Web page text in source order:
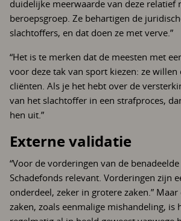
duidelijke meerwaarde van deze relatief
beroepsgroep. Ze behartigen de
slachtoffers, en dat doen ze met verve.”
“Het is te merken dat de meesten met
voor deze tak van sport kiezen: ze
cliënten. Als je het hebt over de
van het slachtoffer in een strafproces,
hen uit.”
Externe validatie
“Voor de vorderingen van de
Schadefonds relevant. Vorderingen zijn
onderdeel, zeker in grotere zaken.”
zaken, zoals eenmalige mishandeling, is